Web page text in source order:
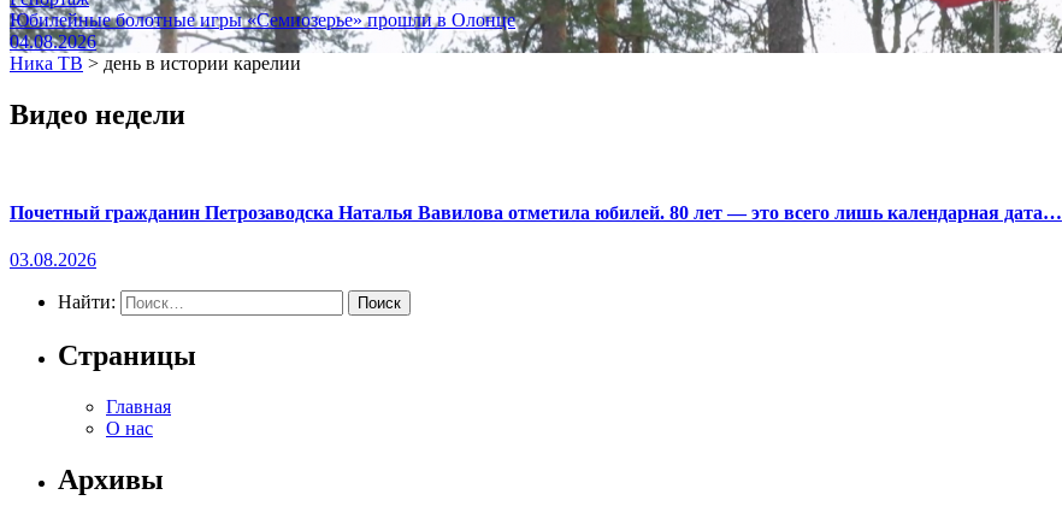
Юбилейные болотные игры «Семиозерье» прошли в Олонце
04.08.2026
Ника ТВ > день в истории карелии
Видео недели
Почетный гражданин Петрозаводска Наталья Вавилова отметила юбилей. 80 лет — это всего лишь календарная дата…
03.08.2026
Найти:
Страницы
Главная
О нас
Архивы